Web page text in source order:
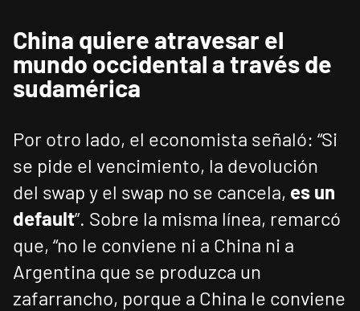
China quiere atravesar el
mundo occidental a través de
sudamérica
Por otro lado, el economista señaló: “Si
se pide el vencimiento, la devolución
del swap y el swap no se cancela, es un
default”. Sobre la misma línea, remarcó
que, “no le conviene ni a China ni a
Argentina que se produzca un
zafarrancho, porque a China le conviene